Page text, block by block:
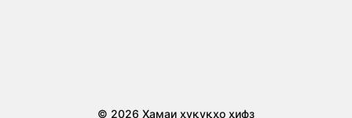
© 2026 Ҳамаи ҳуқуқҳо ҳифз